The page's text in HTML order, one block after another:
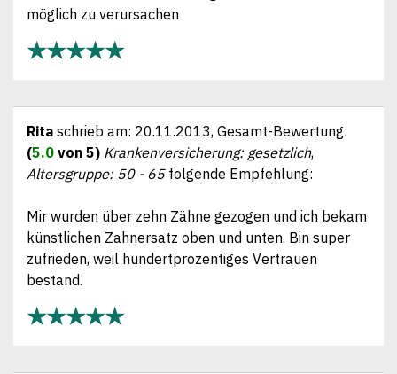
möglich zu verursachen
★★★★★
Rita schrieb am: 20.11.2013, Gesamt-Bewertung:
(5.0 von 5) Krankenversicherung: gesetzlich,
Altersgruppe: 50 - 65folgende Empfehlung:
Mir wurden über zehn Zähne gezogen und ich bekam
künstlichen Zahnersatz oben und unten. Bin super
zufrieden, weil hundertprozentiges Vertrauen
bestand.
★★★★★